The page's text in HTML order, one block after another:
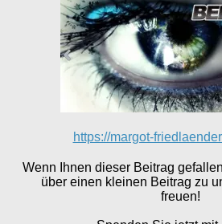
https://margot-
Wenn Ihnen dieser Beitrag
über einen kleinen Beitrag zu
freuen!